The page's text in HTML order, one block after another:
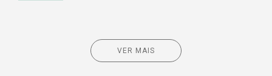
VER MAIS